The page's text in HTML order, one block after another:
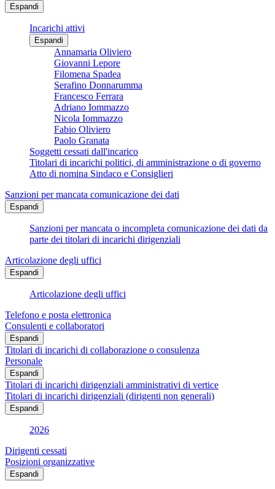
Espandi
Incarichi attivi
Espandi
Annamaria Oliviero
Giovanni Lepore
Filomena Spadea
Serafino Donnarumma
Francesco Ferrara
Adriano Iommazzo
Nicola Iommazzo
Fabio Oliviero
Paolo Granata
Soggetti cessati dall'incarico
Titolari di incarichi politici, di amministrazione o di governo
Atto di nomina Sindaco e Consiglieri
Sanzioni per mancata comunicazione dei dati
Espandi
Sanzioni per mancata o incompleta comunicazione dei dati da
parte dei titolari di incarichi dirigenziali
Articolazione degli uffici
Espandi
Articolazione degli uffici
Telefono e posta elettronica
Consulenti e collaboratori
Espandi
Titolari di incarichi di collaborazione o consulenza
Personale
Espandi
Titolari di incarichi dirigenziali amministrativi di vertice
Titolari di incarichi dirigenziali (dirigenti non generali)
Espandi
2026
Dirigenti cessati
Posizioni organizzative
Espandi